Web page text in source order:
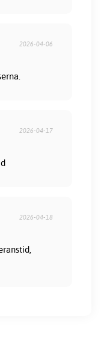
2026-04-06
2026-04-17
2026-04-18